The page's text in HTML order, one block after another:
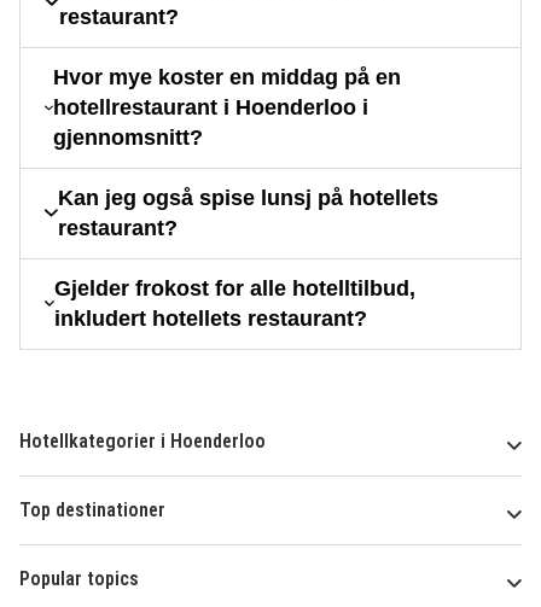
restaurant?
Hvor mye koster en middag på en
hotellrestaurant i Hoenderloo i
gjennomsnitt?
Kan jeg også spise lunsj på hotellets
restaurant?
Gjelder frokost for alle hotelltilbud,
inkludert hotellets restaurant?
Hotellkategorier i Hoenderloo
Top destinationer
Popular topics